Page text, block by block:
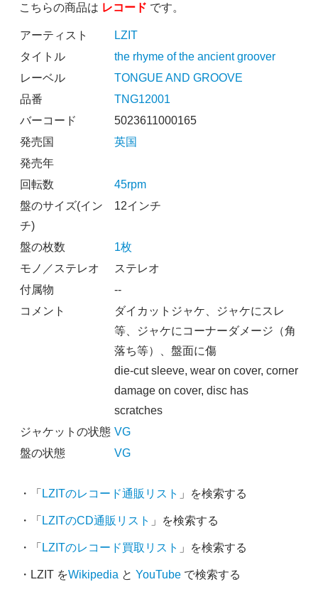
こちらの商品は レコード です。
アーティスト
LZIT
タイトル
the rhyme of the ancient groover
レーベル
TONGUE AND GROOVE
品番
TNG12001
バーコード
5023611000165
発売国
英国
発売年
回転数
45rpm
盤のサイズ(イン
チ)
12インチ
盤の枚数
1枚
モノ／ステレオ
ステレオ
付属物
--
コメント
ダイカットジャケ、ジャケにスレ
等、ジャケにコーナーダメージ（角
落ち等）、盤面に傷
die-cut sleeve, wear on cover, corner
damage on cover, disc has
scratches
ジャケットの状態 VG
盤の状態
VG
・「 LZITのレコード通販リスト 」を検索する
・「 LZITのCD通販リスト 」を検索する
・「 LZITのレコード買取リスト 」を検索する
・LZIT をWikipedia と YouTubeで検索する